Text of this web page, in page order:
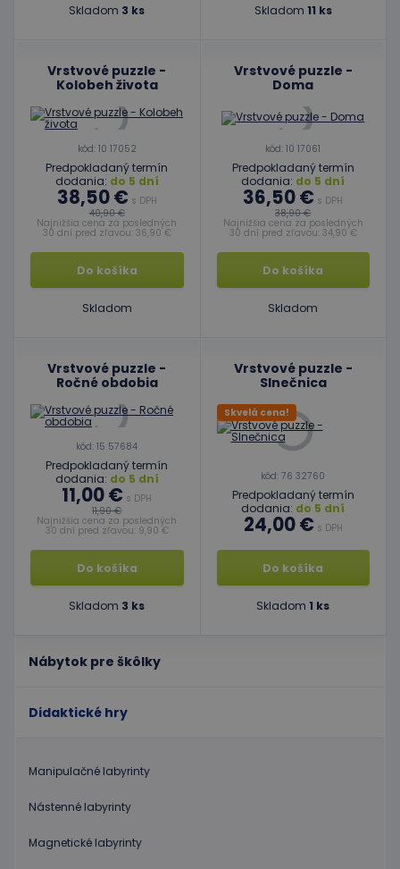
Nábytok pre škôlky
Didaktické hry
Manipulačné labyrinty
Nástenné labyrinty
Magnetické labyrinty
Skladom 3 ks Skladom 11 ks
Vrstvové puzzle -
Kolobeh života
kód: 10 17052
Predpokladaný termín
dodania: do 5 dní
38,50 € s DPH
40,90 €
Najnižšia cena za posledných
30 dní pred zľavou: 36,90 €
Do košíka
Skladom
Vrstvové puzzle -
Doma
kód: 10 17061
Predpokladaný termín
dodania: do 5 dní
36,50 € s DPH
38,90 €
Najnižšia cena za posledných
30 dní pred zľavou: 34,90 €
Do košíka
Skladom
Vrstvové puzzle -
Ročné obdobia
kód: 15 57684
Predpokladaný termín
dodania: do 5 dní
11,00 € s DPH
11,90 €
Najnižšia cena za posledných
30 dní pred zľavou: 9,90 €
Do košíka
Skladom 3 ks
Vrstvové puzzle -
Slnečnica
Skvelá cena!
kód: 76 32760
Predpokladaný termín
dodania: do 5 dní
24,00 € s DPH
Do košíka
Skladom 1 ks